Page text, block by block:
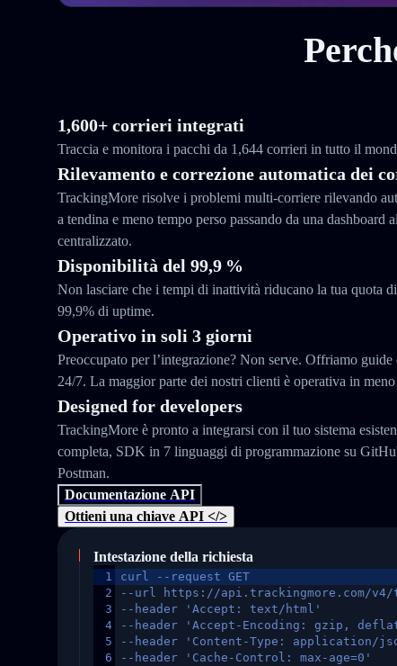
1,600+ corrieri integrati
Traccia e monitora i pacchi da 1,644 corrieri in tutto il
Rilevamento e correzione automatica dei
TrackingMore risolve i problemi multi-corriere rilevando
a tendina e meno tempo perso passando da una dashboard
centralizzato.
Disponibilità del 99,9 %
Non lasciare che i tempi di inattività riducano la tua quota
99,9% di uptime.
Operativo in soli 3 giorni
Preoccupato per l’integrazione? Non serve. Offriamo
24/7. La maggior parte dei nostri clienti è operativa in
Designed for developers
TrackingMore è pronto a integrarsi con il tuo sistema
completa, SDK in 7 linguaggi di programmazione su
Postman.
Documentazione API
Ottieni una chiave API </>
Intestazione della richiesta
1
2
3
4
5
6
curl --request GET
--url https://api.trackingmore.com/v4/
--header 'Accept: text/html'
--header 'Accept-Encoding: gzip,
--header 'Content-Type: application/
--header 'Cache-Control: max-age=0'